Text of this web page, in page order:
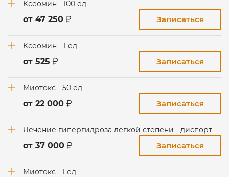
Ксеомин - 100 ед
от 47 250 Записаться
Ксеомин - 1 ед
от 525 Записаться
Миотокс - 50 ед
от 22 000 Записаться
Лечение гипергидроза легкой степени - диспорт
от 37 000 Записаться
Миотокс - 1 ед